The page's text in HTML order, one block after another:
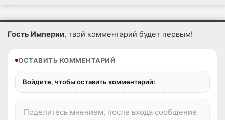
Гость Империи, твой комментарий будет первым!
ОСТАВИТЬ КОММЕНТАРИЙ
Войдите, чтобы оставить комментарий: